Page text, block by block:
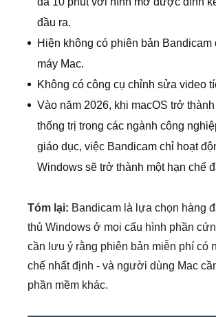
đầu ra.
Hiện không có phiên bản Bandicam
máy Mac.
Không có công cụ chỉnh sửa video
Vào năm 2026, khi macOS trở
thống trị trong các ngành công
giáo dục, việc Bandicam chỉ hoạt
Windows sẽ trở thành một hạn chế
Tóm lại: Bandicam là lựa chọn hàng
thủ Windows ở mọi cấu hình phần
cần lưu ý rằng phiên bản miễn phí có
chế nhất định - và người dùng Mac
phần mềm khác.